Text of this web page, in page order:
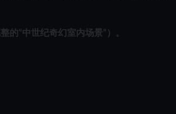
整的“中世纪奇幻室内场景”）。